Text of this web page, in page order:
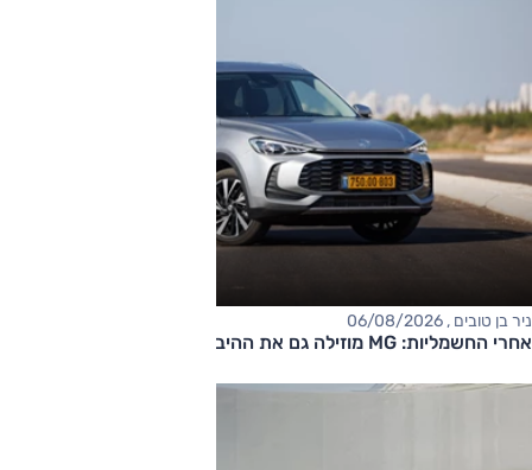
ניר בן טובים , 06/08/2026
אחרי החשמליות: MG מוזילה גם את ההיברידיות